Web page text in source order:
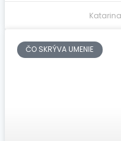
Katarina
ČO SKRÝVA UMENIE